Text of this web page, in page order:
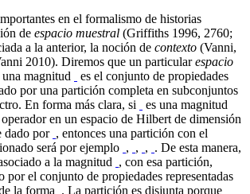
en el formalismo de historias
de espacio muestral (Griffiths 1996, 2760;
a la anterior, la noción de contexto (Vanni,
2010). Diremos que un particularespacio
magnitud
es el conjunto de propiedades
por una partición completa en subconjuntos
En forma más clara, si
es una magnitud
en un espacio de Hilbert de dimensión
dado por , entonces una partición con el
será por ejemplo , , , . De esta manera,
a la magnitud , con esa partición,
por el conjunto de propiedades representadas
la forma . La partición es disjunta porque